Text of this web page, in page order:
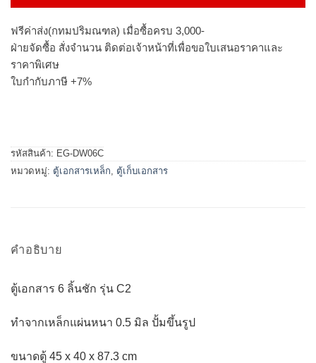
ฟรีค่าส่ง(กทมปริมณฑล) เมื่อซื้อครบ 3,000-
ฝ่ายจัดซื้อ สั่งจำนวน ติดต่อเจ้าหน้าที่เพื่อขอใบเสนอราคาและ
ราคาพิเศษ
ใบกำกับภาษี +7%
รหัสสินค้า: EG-DW06C
หมวดหมู่: ตู้เอกสารเหล็ก, ตู้เก็บเอกสาร
คำอธิบาย
ตู้เอกสาร 6 ลิ้นชัก รุ่น C2
ทำจากเหล็กแผ่นหนา 0.5 มิล ปั้มขึ้นรูป
ขนาดตู้ 45 x 40 x 87.3 cm